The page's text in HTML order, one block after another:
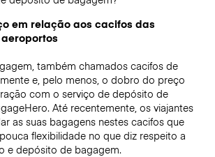
em relação aos cacifos das
também chamados cacifos de
e, pelo menos, o dobro do preço
com o serviço de depósito de
Até recentemente, os viajantes
as suas bagagens nestes cacifos que
flexibilidade no que diz respeito a
e depósito de bagagem.